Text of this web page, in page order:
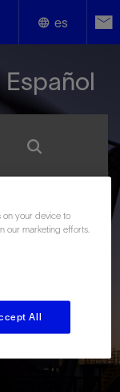
es
I J K
L
on your device to
our marketing efforts.
All